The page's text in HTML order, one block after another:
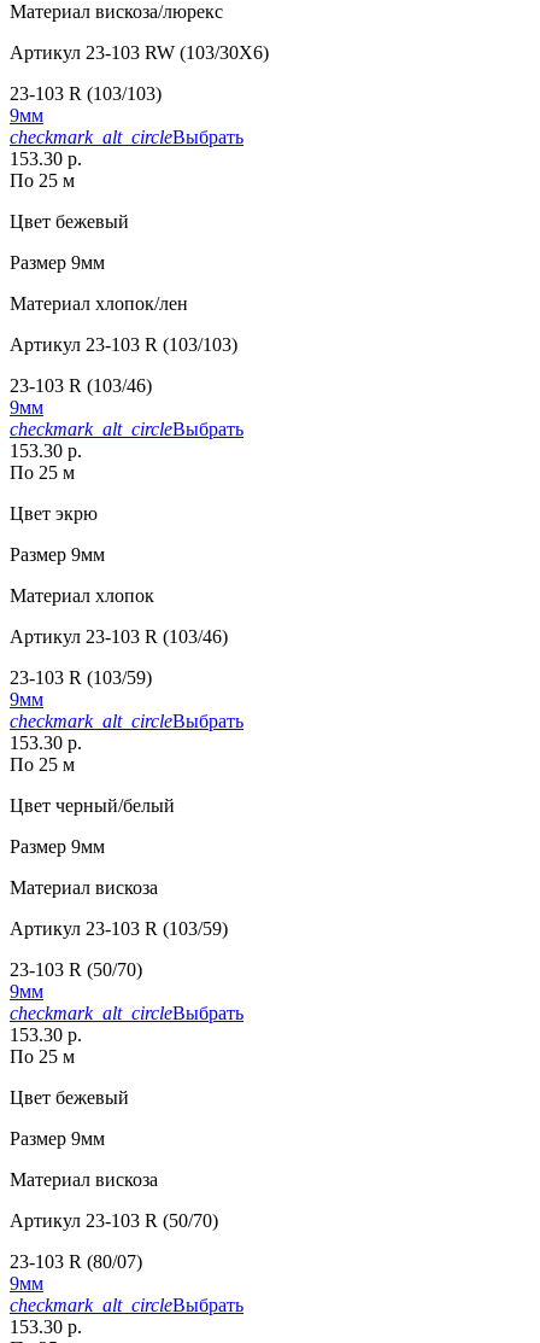
Материал вискоза/люрекс
Артикул 23-103 RW (103/30X6)
23-103 R (103/103)
9мм
checkmark_alt_circleВыбрать
153.30 р.
По 25 м
Цвет бежевый
Размер 9мм
Материал хлопок/лен
Артикул 23-103 R (103/103)
23-103 R (103/46)
9мм
checkmark_alt_circleВыбрать
153.30 р.
По 25 м
Цвет экрю
Размер 9мм
Материал хлопок
Артикул 23-103 R (103/46)
23-103 R (103/59)
9мм
checkmark_alt_circleВыбрать
153.30 р.
По 25 м
Цвет черный/белый
Размер 9мм
Материал вискоза
Артикул 23-103 R (103/59)
23-103 R (50/70)
9мм
checkmark_alt_circleВыбрать
153.30 р.
По 25 м
Цвет бежевый
Размер 9мм
Материал вискоза
Артикул 23-103 R (50/70)
23-103 R (80/07)
9мм
checkmark_alt_circleВыбрать
153.30 р.